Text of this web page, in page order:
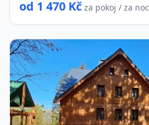
od 1 470 Kč za pokoj / za noc